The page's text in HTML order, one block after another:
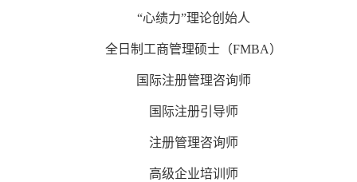
“心绩力”理论创始人
全日制工商管理硕士（FMBA）
国际注册管理咨询师
国际注册引导师
注册管理咨询师
高级企业培训师